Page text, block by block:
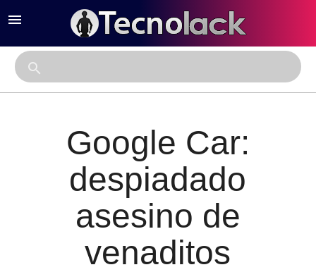
menu
search
Google Car:
despiadado
asesino de
venaditos